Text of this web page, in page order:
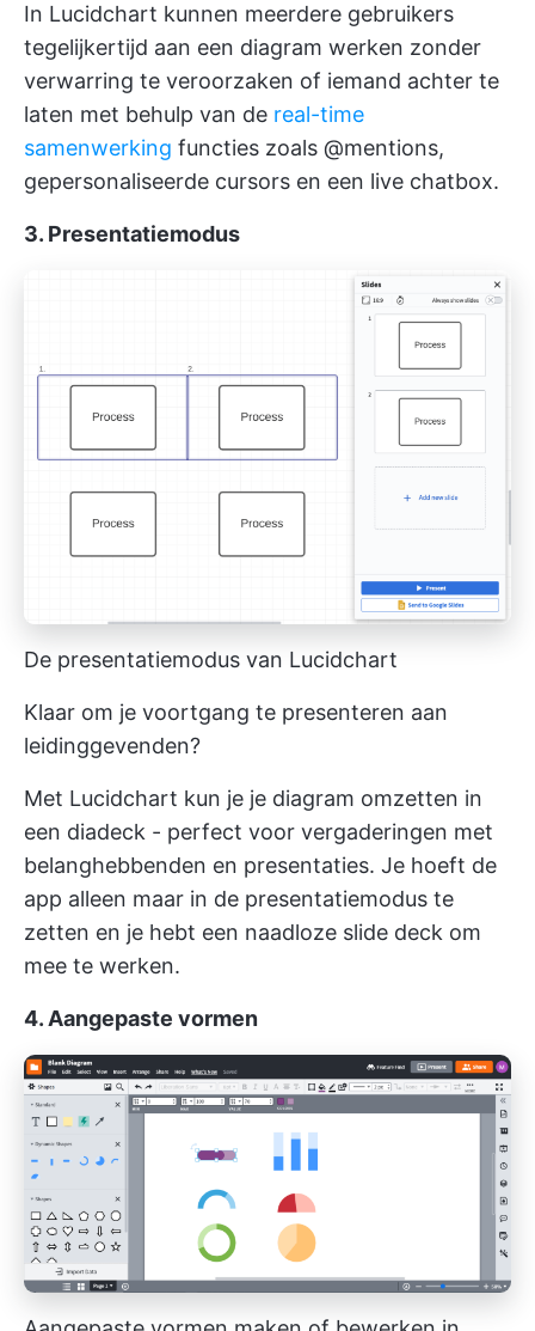
In Lucidchart kunnen meerdere gebruikers
tegelijkertijd aan een diagram werken zonder
verwarring te veroorzaken of iemand achter te
laten met behulp van de real-time
samenwerking functies zoals @mentions,
gepersonaliseerde cursors en een live chatbox.
3. Presentatiemodus
De presentatiemodus van Lucidchart
Klaar om je voortgang te presenteren aan
leidinggevenden?
Met Lucidchart kun je je diagram omzetten in
een diadeck - perfect voor vergaderingen met
belanghebbenden en presentaties. Je hoeft de
app alleen maar in de presentatiemodus te
zetten en je hebt een naadloze slide deck om
mee te werken.
4. Aangepaste vormen